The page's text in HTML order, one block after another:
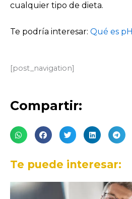
cualquier tipo de dieta.
Te podría interesar: Qué es pH
[post_navigation]
Compartir:
Te puede interesar: